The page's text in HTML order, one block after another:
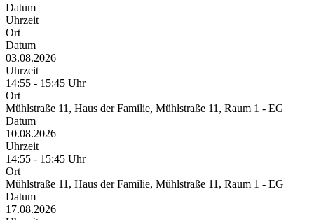
Datum
Uhrzeit
Ort
Datum
03.08.2026
Uhrzeit
14:55 - 15:45 Uhr
Ort
Mühlstraße 11, Haus der Familie, Mühlstraße 11, Raum 1 - EG
Datum
10.08.2026
Uhrzeit
14:55 - 15:45 Uhr
Ort
Mühlstraße 11, Haus der Familie, Mühlstraße 11, Raum 1 - EG
Datum
17.08.2026